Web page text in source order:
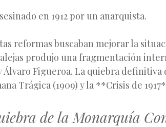
en 1912 por un anarquista.
reformas buscaban mejorar la
produjo una fragmentación
Álvaro Figueroa. La quiebra
Trágica (1909) y la **Crisis de
de la Monarquía